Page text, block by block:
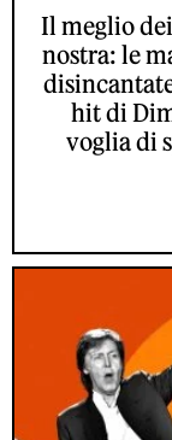
Il meglio
nostra: le
hit di
voglia di